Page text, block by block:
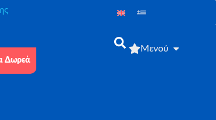
Δωρεά
Μενού